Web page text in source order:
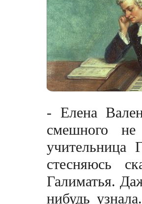
- Елена
смешного
учительница
стесняюсь
Галиматья.
нибудь